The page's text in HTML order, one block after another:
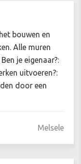
bouwen en
Alle muren
je eigenaar?:
uitvoeren?:
door een
Melsele